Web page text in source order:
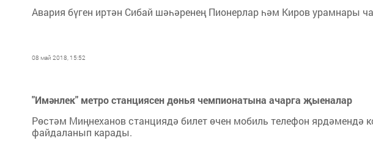
Авария бүген иртән Сибай шәһәренең Пионерлар һәм Киров урамнары
08 май 2018, 15:52
"Имәнлек" метро станциясен дөнья чемпионатына ачарга җыеналар
Рөстәм Миңнеханов станциядә билет өчен мобиль телефон ярдәмендә
файдаланып карады.